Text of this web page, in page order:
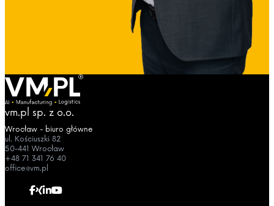
vm.pl sp. z o.o.
Wrocław - biuro główne
ul. Kościuszki 82
50-441 Wrocław
+48 71 341 76 40
office@vm.pl